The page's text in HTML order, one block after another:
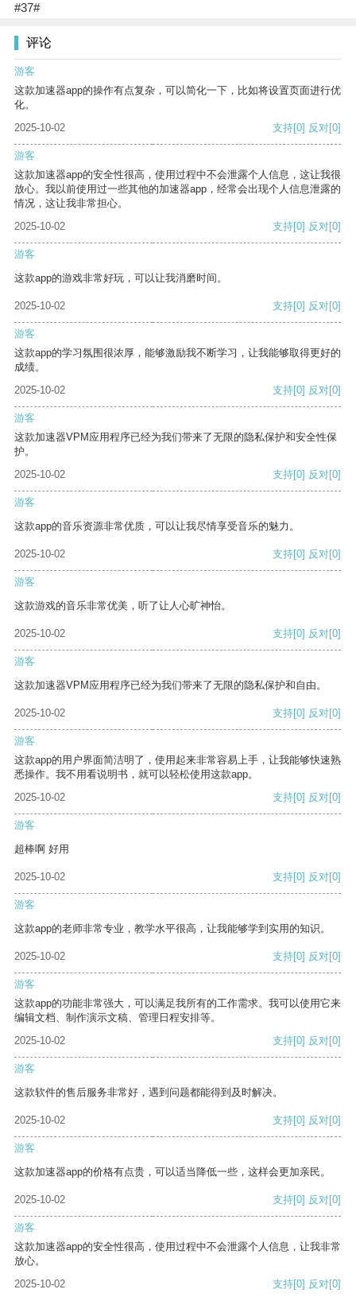
#37#
评论
游客
这款加速器app的操作有点复杂，可以简化一下，比如将设置页面进行优
化。
2025-10-02
支持[0] 反对[0]
游客
这款加速器app的安全性很高，使用过程中不会泄露个人信息，这让我很
放心。我以前使用过一些其他的加速器app，经常会出现个人信息泄露的
情况，这让我非常担心。
2025-10-02
支持[0] 反对[0]
游客
这款app的游戏非常好玩，可以让我消磨时间。
2025-10-02 支持[0] 反对[0]
游客
这款app的学习氛围很浓厚，能够激励我不断学习，让我能够取得更好的
成绩。
2025-10-02
支持[0] 反对[0]
游客
这款加速器VPM应用程序已经为我们带来了无限的隐私保护和安全性保
护。
2025-10-02
支持[0] 反对[0]
游客
这款app的音乐资源非常优质，可以让我尽情享受音乐的魅力。
2025-10-02 支持[0] 反对[0]
游客
这款游戏的音乐非常优美，听了让人心旷神怡。
2025-10-02 支持[0] 反对[0]
游客
这款加速器VPM应用程序已经为我们带来了无限的隐私保护和自由。
2025-10-02 支持[0] 反对[0]
游客
这款app的用户界面简洁明了，使用起来非常容易上手，让我能够快速熟
悉操作。我不用看说明书，就可以轻松使用这款app。
2025-10-02
支持[0] 反对[0]
游客
超棒啊 好用
2025-10-02 支持[0] 反对[0]
游客
这款app的老师非常专业，教学水平很高，让我能够学到实用的知识。
2025-10-02 支持[0] 反对[0]
游客
这款app的功能非常强大，可以满足我所有的工作需求。我可以使用它来
编辑文档、制作演示文稿、管理日程安排等。
2025-10-02
支持[0] 反对[0]
游客
这款软件的售后服务非常好，遇到问题都能得到及时解决。
2025-10-02 支持[0] 反对[0]
游客
这款加速器app的价格有点贵，可以适当降低一些，这样会更加亲民。
2025-10-02 支持[0] 反对[0]
游客
这款加速器app的安全性很高，使用过程中不会泄露个人信息，让我非常
放心。
2025-10-02
支持[0] 反对[0]